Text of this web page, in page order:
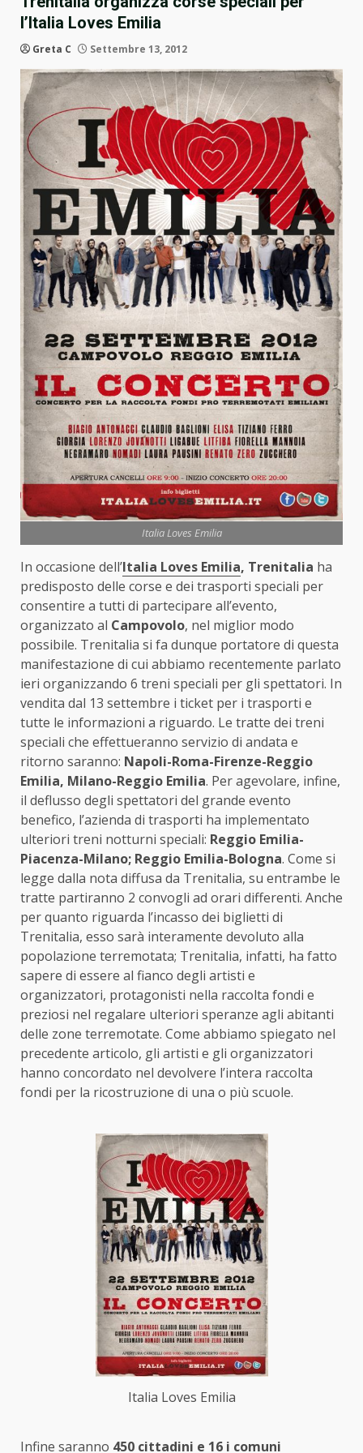
l’Italia Loves Emilia
Greta C Settembre 13, 2012
Italia Loves Emilia
In occasione dell’Italia Loves Emilia, Trenitalia ha
predisposto delle corse e dei trasporti speciali per
consentire a tutti di partecipare all’evento,
organizzato al Campovolo, nel miglior modo
possibile. Trenitalia si fa dunque portatore di questa
manifestazione di cui abbiamo recentemente parlato
ieri organizzando 6 treni speciali per gli spettatori. In
vendita dal 13 settembre i ticket per i trasporti e
tutte le informazioni a riguardo. Le tratte dei treni
speciali che effettueranno servizio di andata e
ritorno saranno: Napoli-Roma-Firenze-Reggio
Emilia, Milano-Reggio Emilia. Per agevolare, infine,
il deflusso degli spettatori del grande evento
benefico, l’azienda di trasporti ha implementato
ulteriori treni notturni speciali: Reggio Emilia-
Piacenza-Milano; Reggio Emilia-Bologna. Come si
legge dalla nota diffusa da Trenitalia, su entrambe le
tratte partiranno 2 convogli ad orari differenti. Anche
per quanto riguarda l’incasso dei biglietti di
Trenitalia, esso sarà interamente devoluto alla
popolazione terremotata; Trenitalia, infatti, ha fatto
sapere di essere al fianco degli artisti e
organizzatori, protagonisti nella raccolta fondi e
preziosi nel regalare ulteriori speranze agli abitanti
delle zone terremotate. Come abbiamo spiegato nel
precedente articolo, gli artisti e gli organizzatori
hanno concordato nel devolvere l’intera raccolta
fondi per la ricostruzione di una o più scuole.
Italia Loves Emilia
Infine saranno 450 cittadini e 16 i comuni